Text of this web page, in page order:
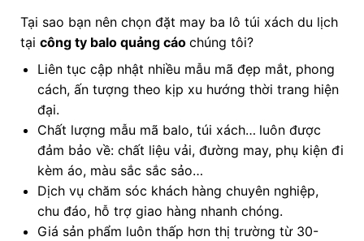
Tại sao bạn nên chọn đặt may ba lô túi xách du lịch
tại công ty balo quảng cáo chúng tôi?
Liên tục cập nhật nhiều mẫu mã đẹp mắt, phong
cách, ấn tượng theo kịp xu hướng thời trang hiện
đại.
Chất lượng mẫu mã balo, túi xách… luôn được
đảm bảo về: chất liệu vải, đường may, phụ kiện đi
kèm áo, màu sắc sắc sảo…
Dịch vụ chăm sóc khách hàng chuyên nghiệp,
chu đáo, hỗ trợ giao hàng nhanh chóng.
Giá sản phẩm luôn thấp hơn thị trường từ 30-